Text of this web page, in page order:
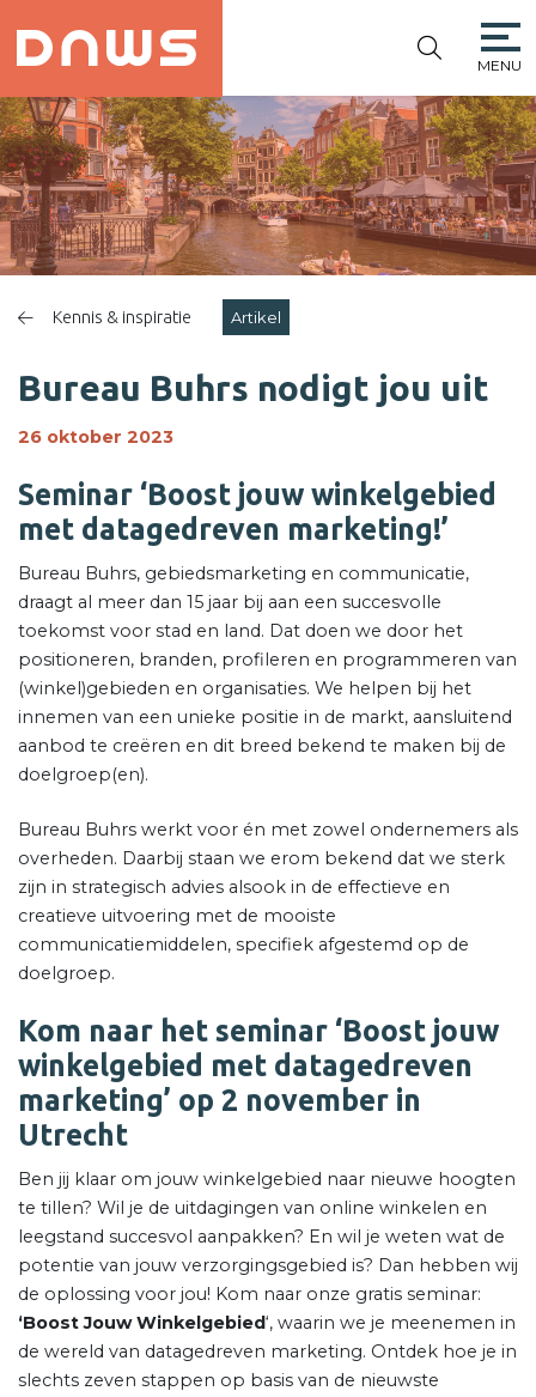
NIEUWE
WINKELSTRAAT
MENU
Kennis & inspiratie Artikel
Bureau Buhrs nodigt jou uit
26 oktober 2023
Seminar ‘Boost jouw winkelgebied
met datagedreven marketing!’
Bureau Buhrs, gebiedsmarketing en communicatie,
draagt al meer dan 15 jaar bij aan een succesvolle
toekomst voor stad en land. Dat doen we door het
positioneren, branden, profileren en programmeren van
(winkel)gebieden en organisaties. We helpen bij het
innemen van een unieke positie in de markt, aansluitend
aanbod te creëren en dit breed bekend te maken bij de
doelgroep(en).
Bureau Buhrs werkt voor én met zowel ondernemers als
overheden. Daarbij staan we erom bekend dat we sterk
zijn in strategisch advies alsook in de effectieve en
creatieve uitvoering met de mooiste
communicatiemiddelen, specifiek afgestemd op de
doelgroep.
Kom naar het seminar ‘Boost jouw
winkelgebied met datagedreven
marketing’ op 2 november in
Utrecht
Ben jij klaar om jouw winkelgebied naar nieuwe hoogten
te tillen? Wil je de uitdagingen van online winkelen en
leegstand succesvol aanpakken? En wil je weten wat de
potentie van jouw verzorgingsgebied is? Dan hebben wij
de oplossing voor jou! Kom naar onze gratis seminar:
‘Boost Jouw Winkelgebied‘, waarin we je meenemen in
de wereld van datagedreven marketing. Ontdek hoe je in
slechts zeven stappen op basis van de nieuwste